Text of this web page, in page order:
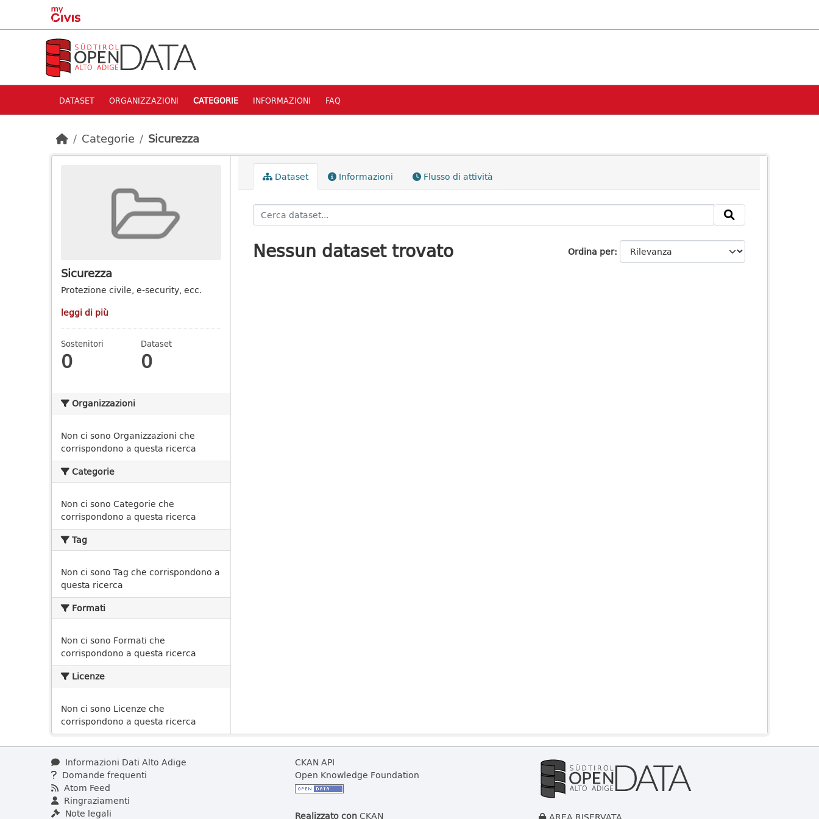
Skip to main content
DATASET ORGANIZZAZIONI CATEGORIE INFORMAZIONI FAQ
Categorie Sicurezza
Sicurezza
Protezione civile, e-security, ecc.
leggi di più
Sostenitori
0
Dataset
0
Organizzazioni
Non ci sono Organizzazioni che
corrispondono a questa ricerca
Categorie
Non ci sono Categorie che
corrispondono a questa ricerca
Tag
Non ci sono Tag che corrispondono a
questa ricerca
Formati
Non ci sono Formati che
corrispondono a questa ricerca
Licenze
Non ci sono Licenze che
corrispondono a questa ricerca
Dataset Informazioni Flusso di attività
Ordina per
Nessun dataset trovato
Informazioni Dati Alto Adige
Domande frequenti
Atom Feed
Ringraziamenti
Note legali
CKAN API
Open Knowledge Foundation
Realizzato conCKAN